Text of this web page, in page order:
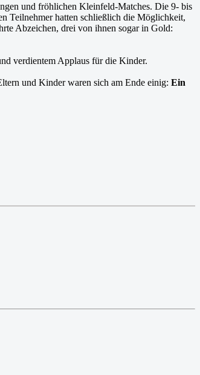
und fröhlichen Kleinfeld-Matches. Die 9- bis
Teilnehmer hatten schließlich die Möglichkeit,
Abzeichen, drei von ihnen sogar in Gold:
verdientem Applaus für die Kinder.
und Kinder waren sich am Ende einig: Ein